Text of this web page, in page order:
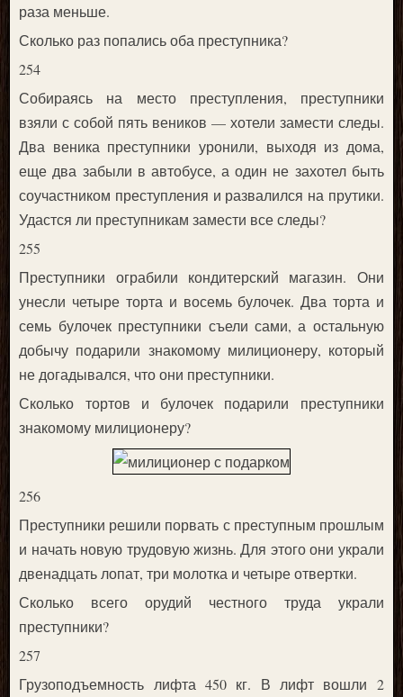
раза меньше.
Сколько раз попались оба преступника?
254
Собираясь на место преступления, преступники
взяли с собой пять веников — хотели замести следы.
Два веника преступники уронили, выходя из дома,
еще два забыли в автобусе, а один не захотел быть
соучастником преступления и развалился на прутики.
Удастся ли преступникам замести все следы?
255
Преступники ограбили кондитерский магазин. Они
унесли четыре торта и восемь булочек. Два торта и
семь булочек преступники съели сами, а остальную
добычу подарили знакомому милиционеру, который
не догадывался, что они преступники.
Сколько тортов и булочек подарили преступники
знакомому милиционеру?
256
Преступники решили порвать с преступным прошлым
и начать новую трудовую жизнь. Для этого они украли
двенадцать лопат, три молотка и четыре отвертки.
Сколько всего орудий честного труда украли
преступники?
257
Грузоподъемность лифта 450 кг. В лифт вошли 2